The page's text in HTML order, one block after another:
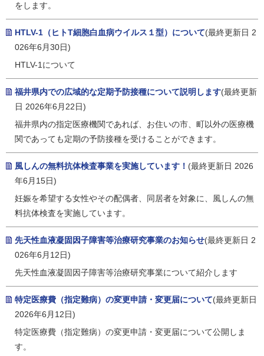
をします。
HTLV-1（ヒトT細胞白血病ウイルス１型）について(最終更新日 2
026年6月30日)
HTLV-1について
福井県内での広域的な定期予防接種について説明します(最終更新
日 2026年6月22日)
福井県内の指定医療機関であれば、お住いの市、町以外の医療機
関であっても定期の予防接種を受けることができます。
風しんの無料抗体検査事業を実施しています！ (最終更新日 2026
年6月15日)
妊娠を希望する女性やその配偶者、同居者を対象に、風しんの無
料抗体検査を実施しています。
先天性血液凝固因子障害等治療研究事業のお知らせ(最終更新日 2
026年6月12日)
先天性血液凝固因子障害等治療研究事業について紹介します
特定医療費（指定難病）の変更申請・変更届について(最終更新日
2026年6月12日)
特定医療費（指定難病）の変更申請・変更届について公開しま
す。